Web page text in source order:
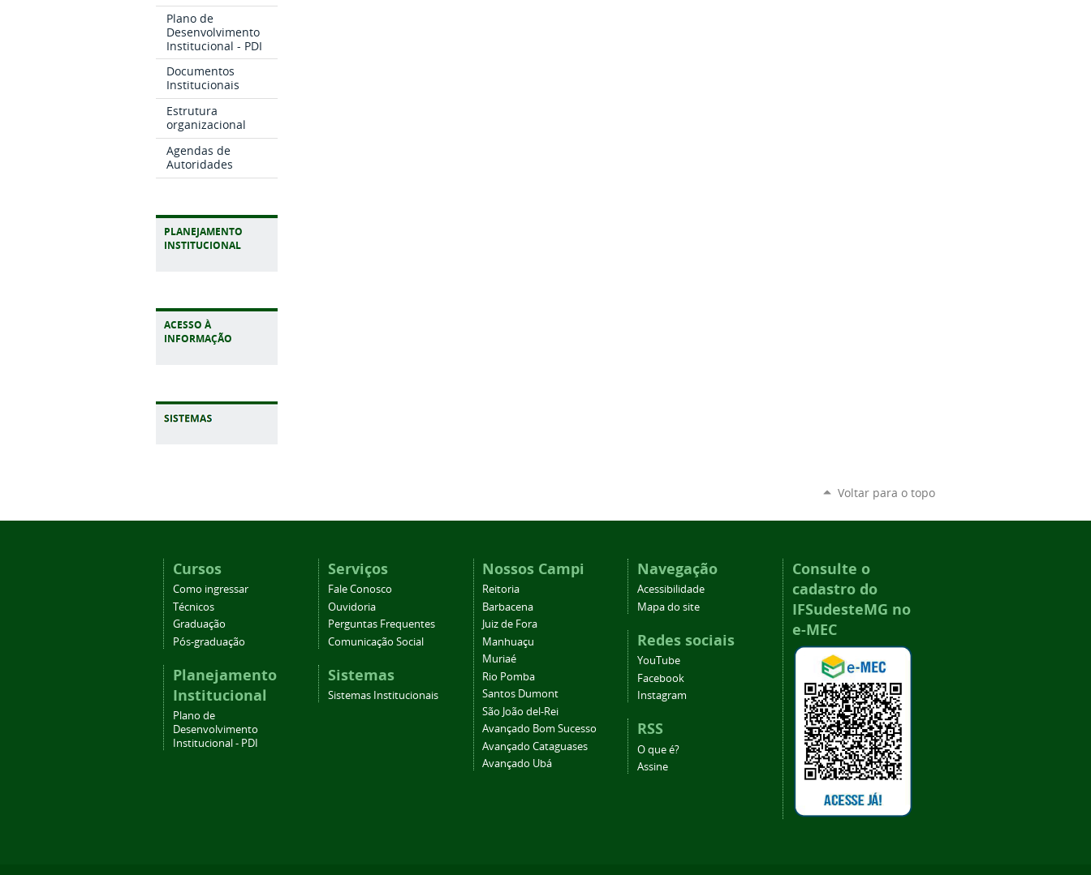
Plano de
Desenvolvimento
Institucional - PDI
Documentos
Institucionais
Estrutura
organizacional
Agendas de
Autoridades
PLANEJAMENTO
INSTITUCIONAL
ACESSO À
INFORMAÇÃO
Voltar para o topo
Cursos
Como ingressar
Técnicos
Graduação
Pós-graduação
Planejamento
Institucional
Plano de
Desenvolvimento
Institucional - PDI
Serviços
Fale Conosco
Ouvidoria
Perguntas Frequentes
Comunicação Social
Sistemas
Sistemas Institucionais
Nossos Campi
Reitoria
Barbacena
Juiz de Fora
Manhuaçu
Muriaé
Rio Pomba
Santos Dumont
São João del-Rei
Avançado Bom Sucesso
Avançado Cataguases
Avançado Ubá
Navegação
Acessibilidade
Mapa do site
Redes sociais
YouTube
Facebook
Instagram
RSS
O que é?
Assine
Consulte o
cadastro do
IFSudesteMG no
e-MEC